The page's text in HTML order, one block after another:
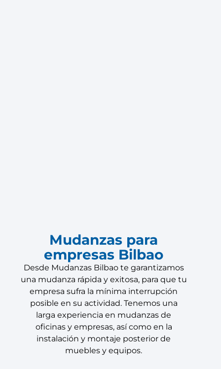
Mudanzas para
empresas Bilbao
Desde Mudanzas Bilbao te garantizamos
una mudanza rápida y exitosa, para que tu
empresa sufra la mínima interrupción
posible en su actividad. Tenemos una
larga experiencia en mudanzas de
oficinas y empresas, así como en la
instalación y montaje posterior de
muebles y equipos.